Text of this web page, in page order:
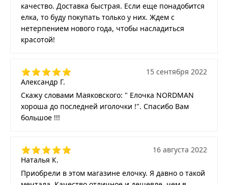
качество. Доставка быстрая. Если еще понадобится
елка, то буду покупать только у них. Ждем с
нетерпением нового года, чтобы насладиться
красотой!
Александр Г.
15 сентября 2022
Скажу словами Маяковского: " Елочка NORDMAN
хороша до последней иголочки !". Спасибо Вам
большое !!!
Наталья К.
16 августа 2022
Приобрели в этом магазине елочку. Я давно о такой